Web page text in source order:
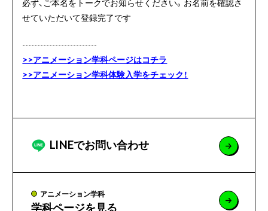
必ず、ご本名をトークでお知らせください。お名前を確認さ
せていただいて登録完了です
-------------------------
>>アニメーション学科ページはコチラ
>>アニメーション学科体験入学をチェック！
LINEでお問い合わせ
アニメーション学科
学科ページを見る